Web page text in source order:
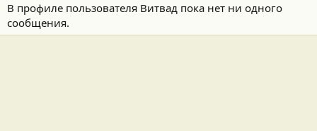
В профиле пользователя Витвад пока нет ни одного
сообщения.